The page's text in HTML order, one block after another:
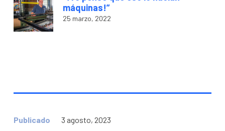
máquinas!”
25 marzo, 2022
Publicado 3 agosto, 2023